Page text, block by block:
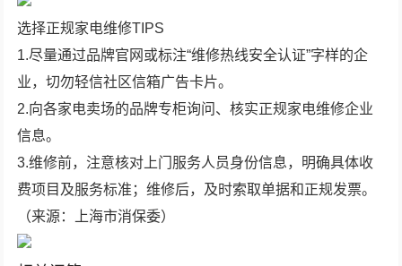
选择正规家电维修TIPS
1.尽量通过品牌官网或标注“维修热线安全认证”字样的企
业，切勿轻信社区信箱广告卡片。
2.向各家电卖场的品牌专柜询问、核实正规家电维修企业
信息。
3.维修前，注意核对上门服务人员身份信息，明确具体收
费项目及服务标准；维修后，及时索取单据和正规发票。
（来源：上海市消保委）